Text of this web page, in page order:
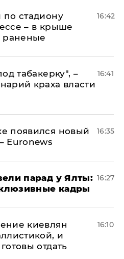
по стадиону
– в крыше
раненые
16:42
табакерку", –
краха власти
16:41
появился новый
Euronews
16:35
парад у Ялты:
кадры
16:27
киевлян
и
отдать
16:10